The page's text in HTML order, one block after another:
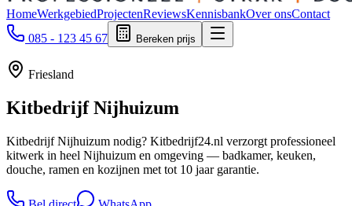
HomeWerkgebiedProjectenReviewsKennisbankOver onsContact
085 - 123 45 67
Bereken prijs
Friesland
KitbedrijfNijhuizum
Kitbedrijf Nijhuizum nodig? Kitbedrijf24.nl verzorgt professioneel
kitwerk in heel Nijhuizum en omgeving — badkamer, keuken,
douche, ramen en kozijnen met tot 10 jaar garantie.